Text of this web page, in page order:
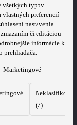
všetkých typov
vlastných preferencií
nastavenia
či editáciou
informácie k
prehliadača.
Marketingové
(7)